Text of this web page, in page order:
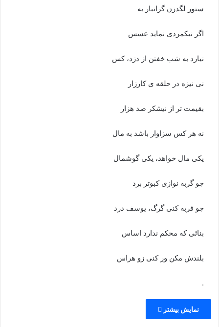
ستور لگدزن گرانبار به
اگر نیکمردی نماید عسس
نیارد به شب خفتن از دزد، کس
نی نیزه در حلقه ی کارزار
بقیمت تر از نیشکر صد هزار
نه هر کس سزاوار باشد به مال
یکی مال خواهد، یکی گوشمال
چو گربه نوازی کبوتر برد
چو فربه کنی گرگ، یوسف درد
بنائی که محکم ندارد اساس
بلندش مکن ور کنی زو هراس
.
نمایش بیشتر